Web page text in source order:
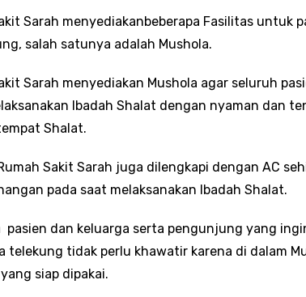
Sarah menyediakanbeberapa Fasilitas untuk
salah satunya adalah Mushola.
Sarah menyediakan Mushola agar seluruh
Ibadah Shalat dengan nyaman dan
Shalat.
Sakit Sarah juga dilengkapi dengan AC
pada saat melaksanakan Ibadah Shalat.
pasien dan keluarga serta pengunjung yang
telekung tidak perlu khawatir karena di dalam
siap dipakai.